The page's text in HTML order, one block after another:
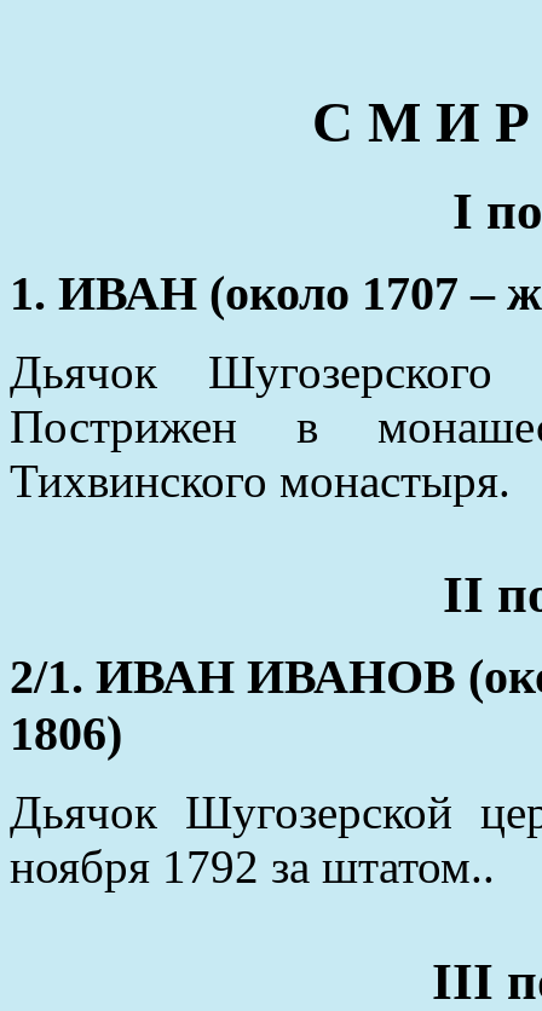
С М И
I
1. ИВАН (около 1707 –
Дьячок Шугозерского
Пострижен в
Тихвинского монастыря.
II
2/1. ИВАН ИВАНОВ
1806)
Дьячок Шугозерской
ноября 1792 за штатом..
III